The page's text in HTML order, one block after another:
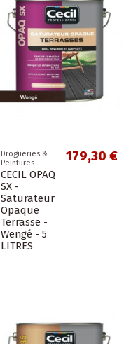
Drogueries &
Peintures
CECIL OPAQ
SX -
Saturateur
Opaque
Terrasse -
Wengé - 5
LITRES
179,30 €